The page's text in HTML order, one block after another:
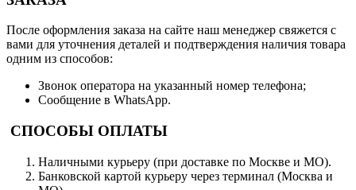
После оформления заказа на сайте наш менеджер свяжется с
вами для уточнения деталей и подтверждения наличия товара
одним из способов:
Звонок оператора на указанный номер телефона;
Сообщение в WhatsApp.
СПОСОБЫ ОПЛАТЫ
Наличными курьеру (при доставке по Москве и МО).
Банковской картой курьеру через терминал (Москва и